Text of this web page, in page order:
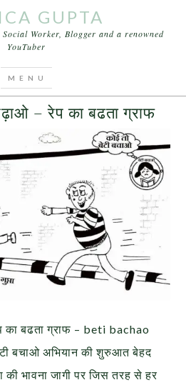
GUPTA
Worker, Blogger and a renowned
YouTuber
– रेप का बढता ग्राफ
का बढता ग्राफ – beti bachao
बचाओ अभियान की शुरुआत बेहद
भावना जागी पर जिस तरह से हर